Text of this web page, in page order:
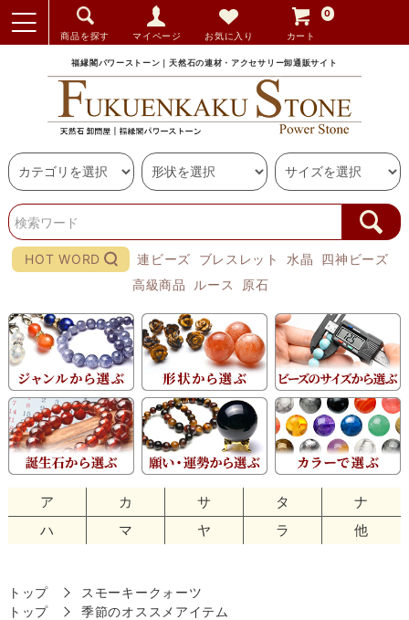
商品を探す マイページ お気に入り カート
0
福縁閣パワーストーン｜天然石の連材・アクセサリー卸通販サイト
HOT WORD 連ビーズ ブレスレット 水晶
四神ビーズ
高級商品
ルース 原石
ア カ サ タ
ナ
ハ
マ ヤ ラ 他
トップ
スモーキークォーツ
トップ
季節のオススメアイテム